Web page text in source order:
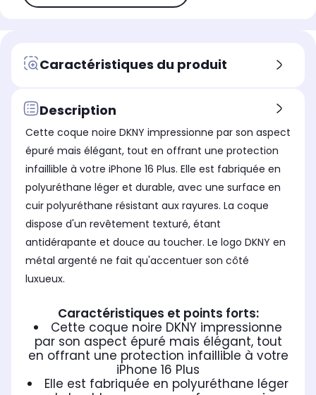
Caractéristiques du produit
Description
Cette coque noire DKNY impressionne par son aspect
épuré mais élégant, tout en offrant une protection
infaillible à votre iPhone 16 Plus. Elle est fabriquée en
polyuréthane léger et durable, avec une surface en
cuir polyuréthane résistant aux rayures. La coque
dispose d'un revêtement texturé, étant
antidérapante et douce au toucher. Le logo DKNY en
métal argenté ne fait qu'accentuer son côté
luxueux.
Caractéristiques et points forts:
Cette coque noire DKNY impressionne
par son aspect épuré mais élégant, tout
en offrant une protection infaillible à votre
iPhone 16 Plus
Elle est fabriquée en polyuréthane léger